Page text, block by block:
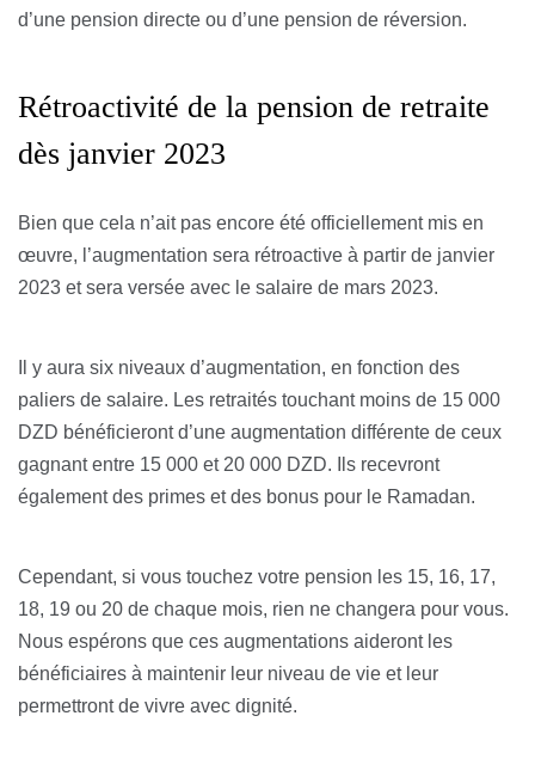
d’une pension directe ou d’une pension de réversion.
Rétroactivité de la pension de retraite
dès janvier 2023
Bien que cela n’ait pas encore été officiellement mis en
œuvre, l’augmentation sera rétroactive à partir de janvier
2023 et sera versée avec le salaire de mars 2023.
Il y aura six niveaux d’augmentation, en fonction des
paliers de salaire. Les retraités touchant moins de 15 000
DZD bénéficieront d’une augmentation différente de ceux
gagnant entre 15 000 et 20 000 DZD. Ils recevront
également des primes et des bonus pour le Ramadan.
Cependant, si vous touchez votre pension les 15, 16, 17,
18, 19 ou 20 de chaque mois, rien ne changera pour vous.
Nous espérons que ces augmentations aideront les
bénéficiaires à maintenir leur niveau de vie et leur
permettront de vivre avec dignité.